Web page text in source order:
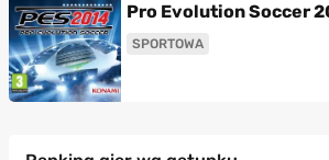
Pro Evolution Soccer
SPORTOWA